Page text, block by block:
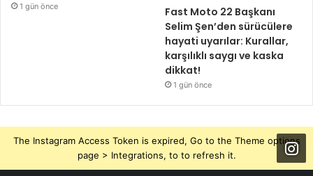
1 gün önce
Fast Moto 22 Başkanı
Selim Şen’den sürücülere
hayati uyarılar: Kurallar,
karşılıklı saygı ve kaska
dikkat!
1 gün önce
The Instagram Access Token is expired, Go to the Theme options
page > Integrations, to to refresh it.